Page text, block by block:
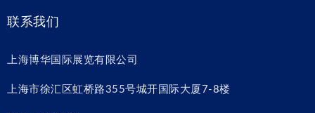
联系我们
上海博华国际展览有限公司
上海市徐汇区虹桥路355号城开国际大厦7-8楼